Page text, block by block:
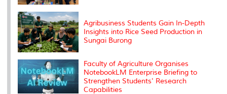
Agribusiness Students Gain In-Depth
Insights into Rice Seed Production in
Sungai Burong
Faculty of Agriculture Organises
NotebookLM Enterprise Briefing to
Strengthen Students' Research
Capabilities